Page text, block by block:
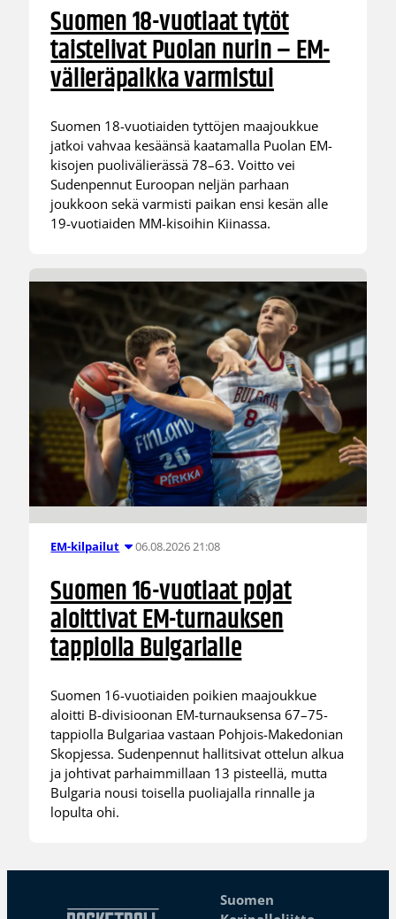
Suomen 18-vuotiaat tytöt
taistelivat Puolan nurin – EM-
välieräpaikka varmistui
Suomen 18-vuotiaiden tyttöjen maajoukkue
jatkoi vahvaa kesäänsä kaatamalla Puolan EM-
kisojen puolivälierässä 78–63. Voitto vei
Sudenpennut Euroopan neljän parhaan
joukkoon sekä varmisti paikan ensi kesän alle
19-vuotiaiden MM-kisoihin Kiinassa.
EM-kilpailut 06.08.2026 21:08
Suomen 16-vuotiaat pojat
aloittivat EM-turnauksen
tappiolla Bulgarialle
Suomen 16-vuotiaiden poikien maajoukkue
aloitti B-divisioonan EM-turnauksensa 67–75-
tappiolla Bulgariaa vastaan Pohjois-Makedonian
Skopjessa. Sudenpennut hallitsivat ottelun alkua
ja johtivat parhaimmillaan 13 pisteellä, mutta
Bulgaria nousi toisella puoliajalla rinnalle ja
lopulta ohi.
Suomen